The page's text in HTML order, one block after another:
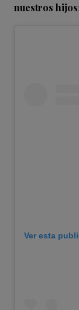
nuestros hijos
Ver esta